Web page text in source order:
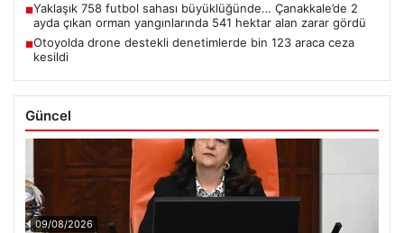
■Yaklaşık 758 futbol sahası büyüklüğünde… Çanakkale’de 2
ayda çıkan orman yangınlarında 541 hektar alan zarar gördü
■Otoyolda drone destekli denetimlerde bin 123 araca ceza
kesildi
Güncel
09/08/2026